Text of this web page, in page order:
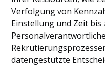
Verfolgung von
Einstellung und Zeit
datengestützte